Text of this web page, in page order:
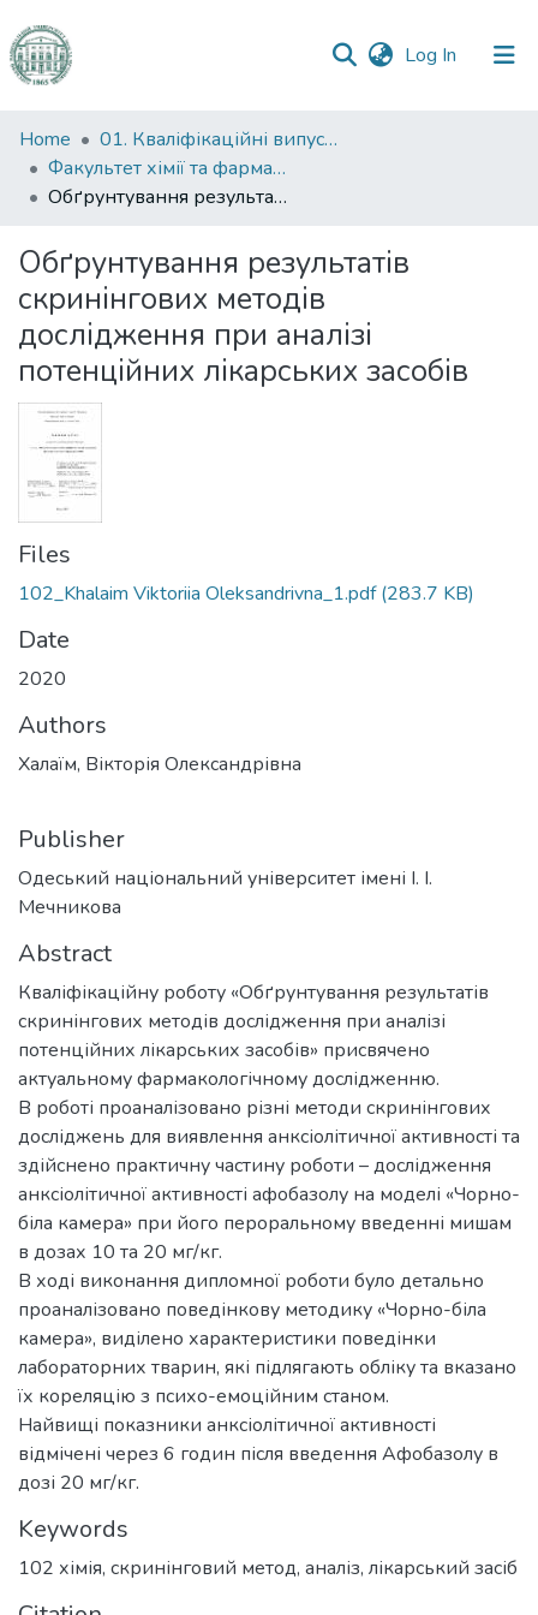
Log In (current)
Communities
&
Collections
Statistics
Home
01. Кваліфікаційні випускні роботи здобувачів вищої освіти
Факультет хімії та фармації
Обґрунтування результатів скринінгових методів дослідження при аналізі потенційних лікарських засобів
Обґрунтування результатів
скринінгових методів
дослідження при аналізі
потенційних лікарських засобів
Files
102_Khalaim Viktoriia Oleksandrivna_1.pdf(283.7 KB)
Date
2020
Authors
Халаїм, Вікторія Олександрівна
Publisher
Одеський національний університет імені І. І.
Мечникова
Abstract
Кваліфікаційну роботу «Обґрунтування результатів
скринінгових методів дослідження при аналізі
потенційних лікарських засобів» присвячено
актуальному фармакологічному дослідженню.
В роботі проаналізовано різні методи скринінгових
досліджень для виявлення анксіолітичної активності та
здійснено практичну частину роботи – дослідження
анксіолітичної активності афобазолу на моделі «Чорно-
біла камера» при його пероральному введенні мишам
в дозах 10 та 20 мг/кг.
В ході виконання дипломної роботи було детально
проаналізовано поведінкову методику «Чорно-біла
камера», виділено характеристики поведінки
лабораторних тварин, які підлягають обліку та вказано
їх кореляцію з психо-емоційним станом.
Найвищі показники анксіолітичної активності
відмічені через 6 годин після введення Афобазолу в
дозі 20 мг/кг.
Keywords
102 хімія, скринінговий метод, аналіз, лікарський засіб